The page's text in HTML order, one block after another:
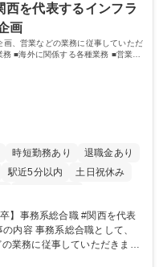
を代表するインフラ
画
、営業などの業務に従事していただ
■海外に関係する各種業務 ■営業部
時短勤務あり
退職金あり
駅近5分以内
土日祝休み
業務に従事していただきま
業務 ■海外に関係する各種業